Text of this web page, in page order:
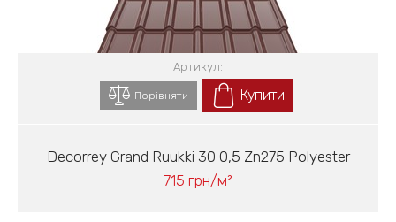
Decorrey Grand Ruukki 30 0,5 Zn275 Polyester
715 грн/м²
Артикул:
Порівняти Купити